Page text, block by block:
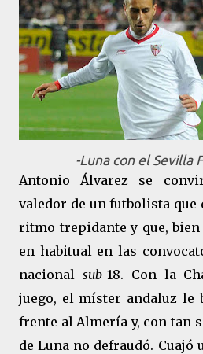
-Luna con el Sevilla
Antonio Álvarez se
valedor de un futbolista que
ritmo trepidante y que,
en habitual en las
nacional sub-18. Con la
juego, el míster andaluz le
frente al Almería y, con tan
de Luna no defraudó. Cuajó